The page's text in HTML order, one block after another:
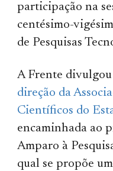
participação na
centésimo-
de Pesquisas
A Frente divulgou
direção da
Científicos do
encaminhada ao
Amparo à
qual se propõe